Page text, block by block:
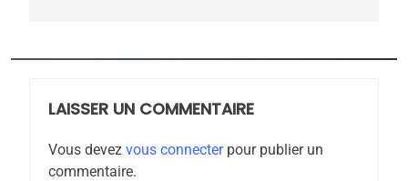
LAISSER UN COMMENTAIRE
Vous devez vous connecterpour publier un
commentaire.
2025, l’année la plus
rapport d’ADL contre
FRANCE ISRAÉL
6